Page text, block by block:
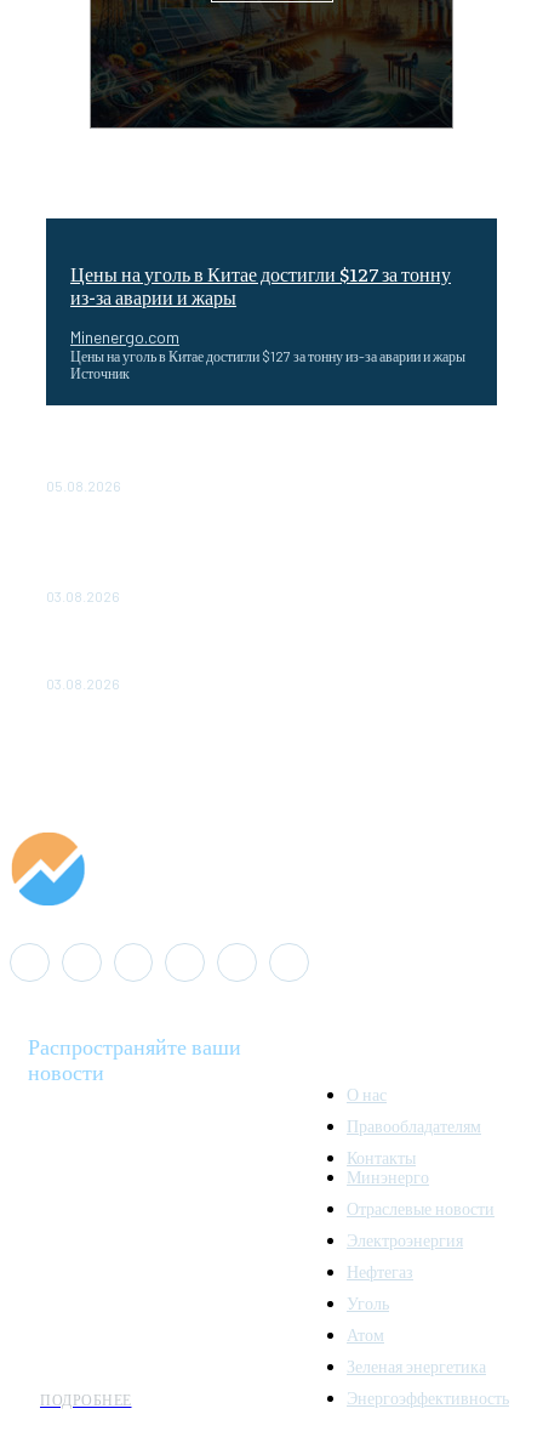
Цены на уголь в Китае достигли $127 за тонну
из-за аварии и жары
Minenergo.com
Цены на уголь в Китае достигли $127 за тонну из-за аварии и жары
Источник
05.08.2026
03.08.2026
03.08.2026
Распространяйте ваши
новости
ПОДРОБНЕЕ
О нас
Правообладателям
Контакты
Минэнерго
Отраслевые новости
Электроэнергия
Нефтегаз
Уголь
Атом
Зеленая энергетика
Энергоэффективность